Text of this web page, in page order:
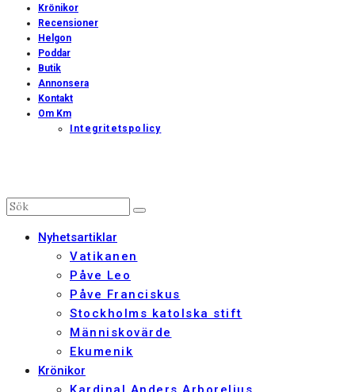
Krönikor
Recensioner
Helgon
Poddar
Butik
Annonsera
Kontakt
Om Km
Integritetspolicy
Nyhetsartiklar
Vatikanen
Påve Leo
Påve Franciskus
Stockholms katolska stift
Människovärde
Ekumenik
Krönikor